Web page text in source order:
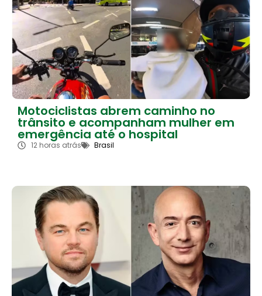
Motociclistas abrem caminho no
trânsito e acompanham mulher em
emergência até o hospital
12 horas atrás Brasil